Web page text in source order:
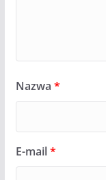
Nazwa *
E-mail*